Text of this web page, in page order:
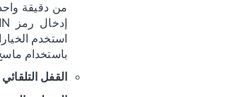
من دقيقة
استخدم
باستخدام
القفل